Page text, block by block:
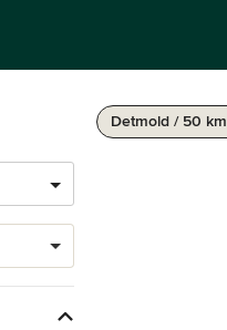
Detmold / 50 km